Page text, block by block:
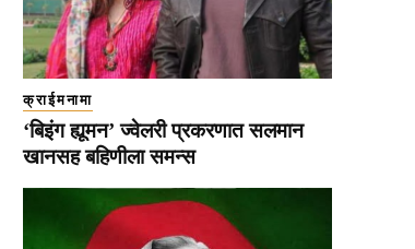
क्राईमनामा
‘बिइंग ह्यूमन’ ज्वेलरी प्रकरणात सलमान
खानसह बहिणीला समन्स